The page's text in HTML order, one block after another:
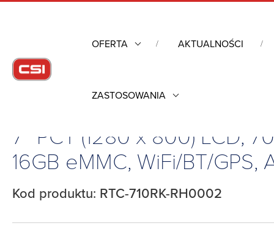
OFERTA AKTUALNOŚCI
ZASTOSOWANIA
Komputery Rugged /
7″ PCT (1280 x 800) LCD,
16GB eMMC, WiFi/BT/GPS,
Kod produktu: RTC-710RK-RH0002